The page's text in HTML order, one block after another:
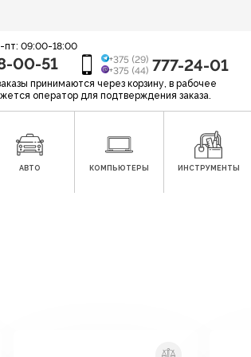
пт: 09:00-18:00
00-51
+375 (29)
+375 (44) 777-24-01
принимаются через корзину, в рабочее
оператор для подтверждения заказа.
АВТО КОМПЬЮТЕРЫ ИНСТРУМЕНТЫ